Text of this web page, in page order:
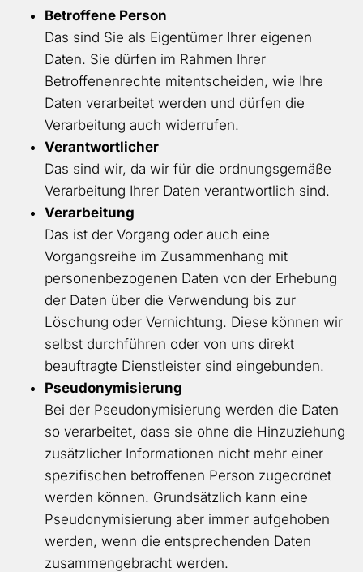
Betroffene Person
Das sind Sie als Eigentümer Ihrer eigenen
Daten. Sie dürfen im Rahmen Ihrer
Betroffenenrechte mitentscheiden, wie Ihre
Daten verarbeitet werden und dürfen die
Verarbeitung auch widerrufen.
Verantwortlicher
Das sind wir, da wir für die ordnungsgemäße
Verarbeitung Ihrer Daten verantwortlich sind.
Verarbeitung
Das ist der Vorgang oder auch eine
Vorgangsreihe im Zusammenhang mit
personenbezogenen Daten von der Erhebung
der Daten über die Verwendung bis zur
Löschung oder Vernichtung. Diese können wir
selbst durchführen oder von uns direkt
beauftragte Dienstleister sind eingebunden.
Pseudonymisierung
Bei der Pseudonymisierung werden die Daten
so verarbeitet, dass sie ohne die Hinzuziehung
zusätzlicher Informationen nicht mehr einer
spezifischen betroffenen Person zugeordnet
werden können. Grundsätzlich kann eine
Pseudonymisierung aber immer aufgehoben
werden, wenn die entsprechenden Daten
zusammengebracht werden.